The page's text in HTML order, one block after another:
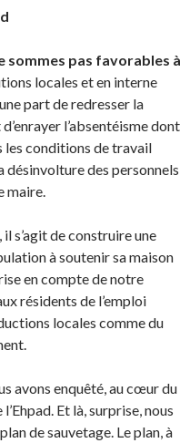
sommes pas favorables à
locales et en interne
part de redresser la
l’absentéisme dont
les conditions de travail
des personnels
maire.
s’agit de construire une
à soutenir sa maison
en compte de notre
résidents de l’emploi
locales comme du
avons enquêté, au cœur du
Et là, surprise, nous
de sauvetage. Le plan, à